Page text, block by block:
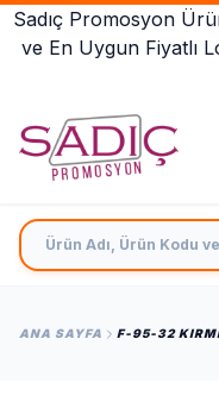
Sadıç Promosyon
ve En Uygun Fiyatlı
Ürün Adı, Ürün Kodu
ANA SAYFA F-95-32